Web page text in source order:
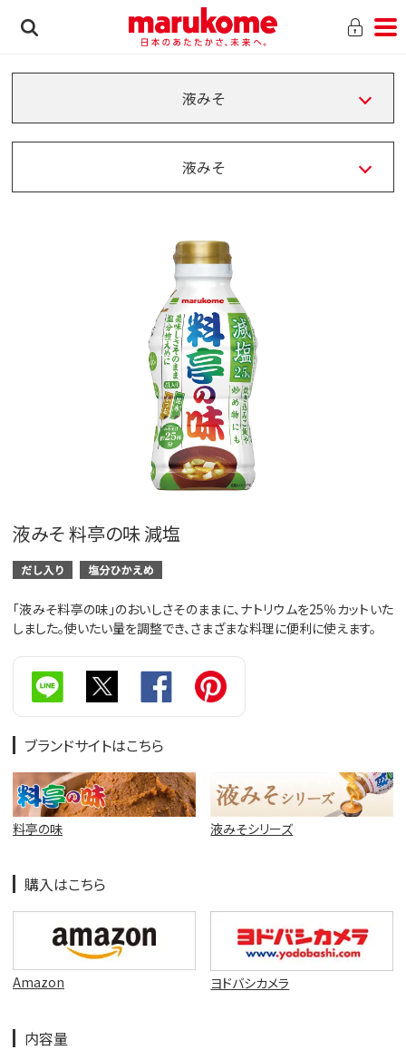
液みそ
液みそ
液みそ 料亭の味 減塩
「液みそ料亭の味」のおいしさそのままに、ナトリウムを25％カットいた
しました。使いたい量を調整でき、さまざまな料理に便利に使えます。
ブランドサイトはこちら
料亭の味 液みそシリーズ
購入はこちら
Amazon ヨドバシカメラ
内容量